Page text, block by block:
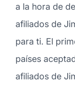
a la hora de
afiliados de
para ti. El
países
afiliados de